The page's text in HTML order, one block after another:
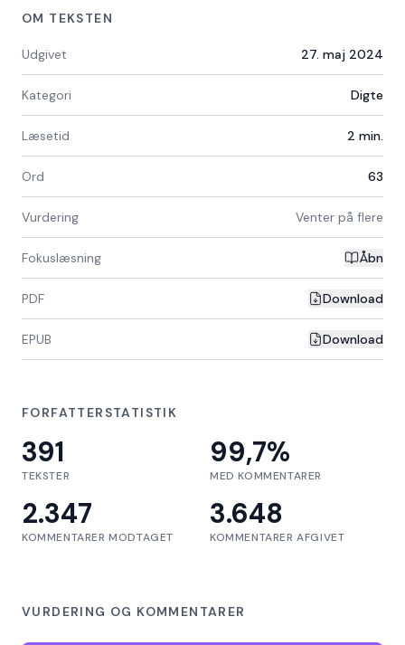
OM TEKSTEN
Udgivet 27. maj 2024
Kategori Digte
Læsetid 2 min.
Ord 63
Vurdering Venter på flere
Fokuslæsning Åbn
PDF Download
EPUB Download
FORFATTERSTATISTIK
391
TEKSTER
99,7%
MED KOMMENTARER
2.347
KOMMENTARER MODTAGET
3.648
KOMMENTARER AFGIVET
VURDERING OG KOMMENTARER